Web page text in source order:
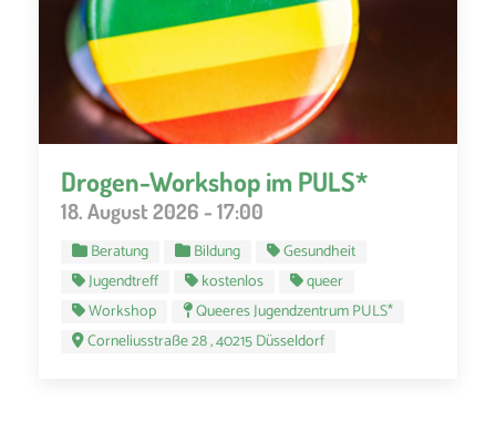
Drogen-Workshop im PULS*
18. August 2026 - 17:00
Beratung Bildung
Gesundheit
Jugendtreff
kostenlos
queer
Workshop
Queeres Jugendzentrum PULS*
Corneliusstraße 28 , 40215 Düsseldorf